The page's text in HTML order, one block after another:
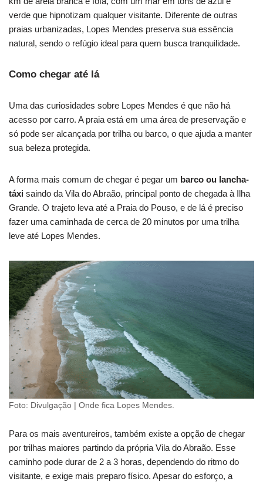
verde que hipnotizam qualquer visitante. Diferente de outras
praias urbanizadas, Lopes Mendes preserva sua essência
natural, sendo o refúgio ideal para quem busca tranquilidade.
Como chegar até lá
Uma das curiosidades sobre Lopes Mendes é que não há
acesso por carro. A praia está em uma área de preservação e
só pode ser alcançada por trilha ou barco, o que ajuda a manter
sua beleza protegida.
A forma mais comum de chegar é pegar um barco ou lancha-
táxi saindo da Vila do Abraão, principal ponto de chegada à Ilha
Grande. O trajeto leva até a Praia do Pouso, e de lá é preciso
fazer uma caminhada de cerca de 20 minutos por uma trilha
leve até Lopes Mendes.
Foto: Divulgação | Onde fica Lopes Mendes.
Para os mais aventureiros, também existe a opção de chegar
por trilhas maiores partindo da própria Vila do Abraão. Esse
caminho pode durar de 2 a 3 horas, dependendo do ritmo do
visitante, e exige mais preparo físico. Apesar do esforço, a